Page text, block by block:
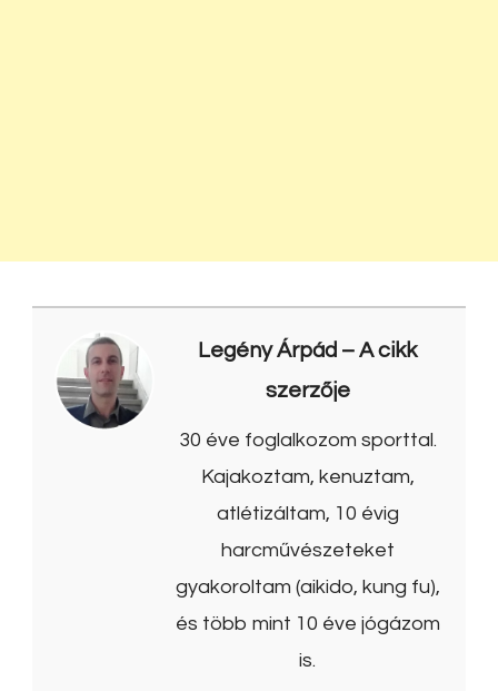
Legény Árpád – A cikk
szerzője
30 éve foglalkozom sporttal.
Kajakoztam, kenuztam,
atlétizáltam, 10 évig
harcművészeteket
gyakoroltam (aikido, kung fu),
és több mint 10 éve jógázom
is.